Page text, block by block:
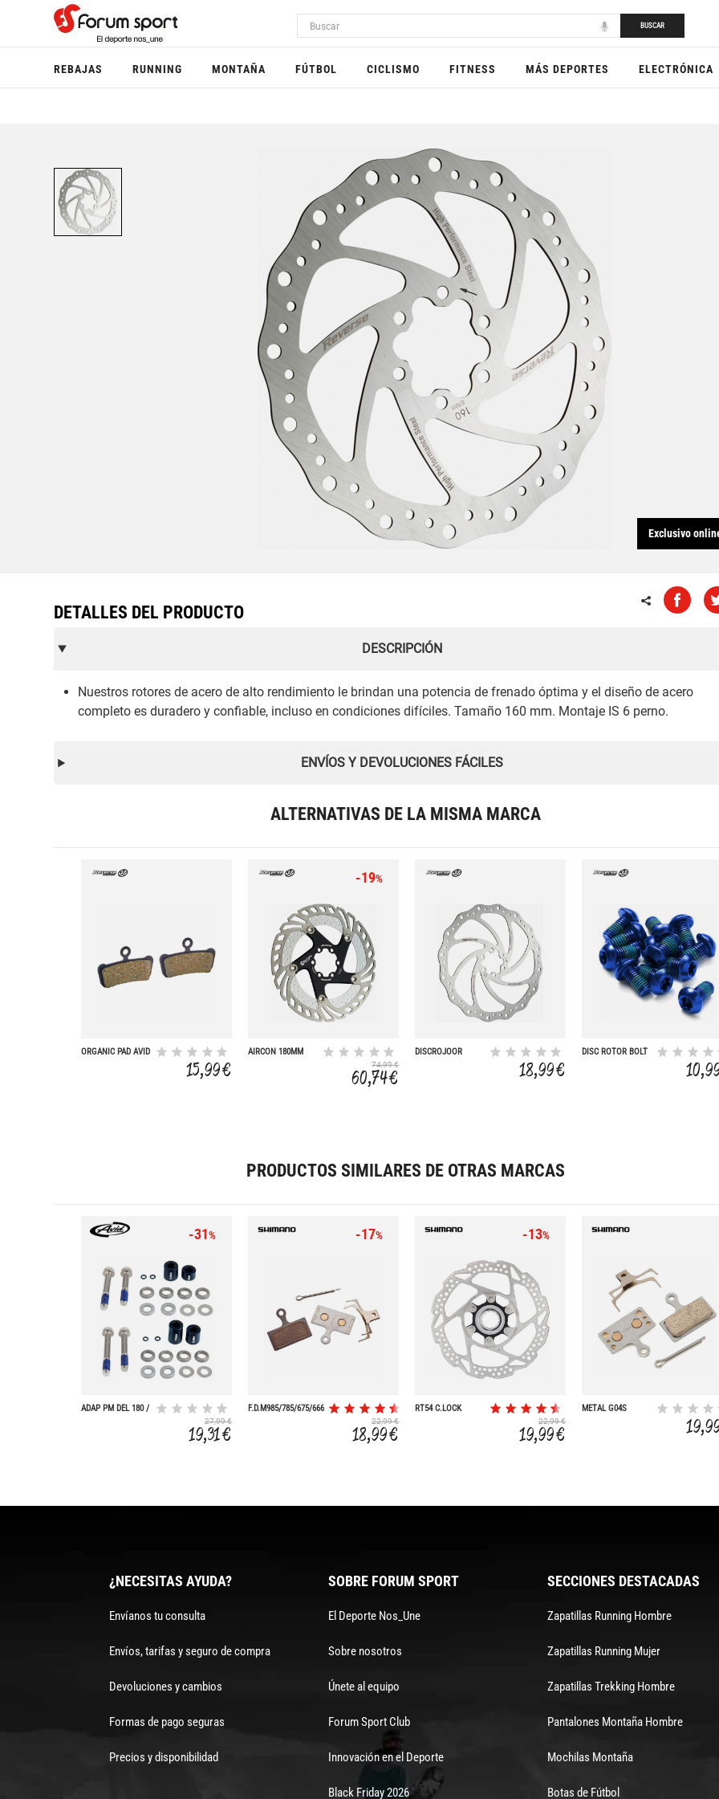
BUSCAR
REBAJAS RUNNING MONTAÑA FÚTBOL CICLISMO FITNESS MÁS DEPORTES ELECTRÓNICA
Exclusivo
DETALLES DEL PRODUCTO
DESCRIPCIÓN
Nuestros rotores de acero de alto rendimiento le brindan una potencia de frenado óptima y el diseño de acero
completo es duradero y confiable, incluso en condiciones difíciles. Tamaño 160 mm. Montaje IS 6 perno.
ENVÍOS Y DEVOLUCIONES FÁCILES
ALTERNATIVAS DE LA MISMA MARCA
ORGANIC PAD AVID
15,99 €
-19%
AIRCON 180MM
74,99 €
60,74 €
DISCROJOOR
18,99 €
DISC ROTOR BOLT
PRODUCTOS SIMILARES DE OTRAS MARCAS
-31%
ADAP PM DEL 180 /
27,99 €
19,31 €
-17%
F.D.M985/785/675/666
22,99 €
18,99 €
-13%
RT54 C.LOCK
22,99 €
19,99 €
METAL G04S
¿NECESITAS AYUDA?
Envíanos tu consulta
Envíos, tarifas y seguro de compra
Devoluciones y cambios
Formas de pago seguras
Precios y disponibilidad
SOBRE FORUM SPORT
El Deporte Nos_Une
Sobre nosotros
Únete al equipo
Forum Sport Club
Innovación en el Deporte
Black Friday 2026
SECCIONES DESTACADAS
Zapatillas Running Hombre
Zapatillas Running Mujer
Zapatillas Trekking Hombre
Pantalones Montaña Hombre
Mochilas Montaña
Botas de Fútbol